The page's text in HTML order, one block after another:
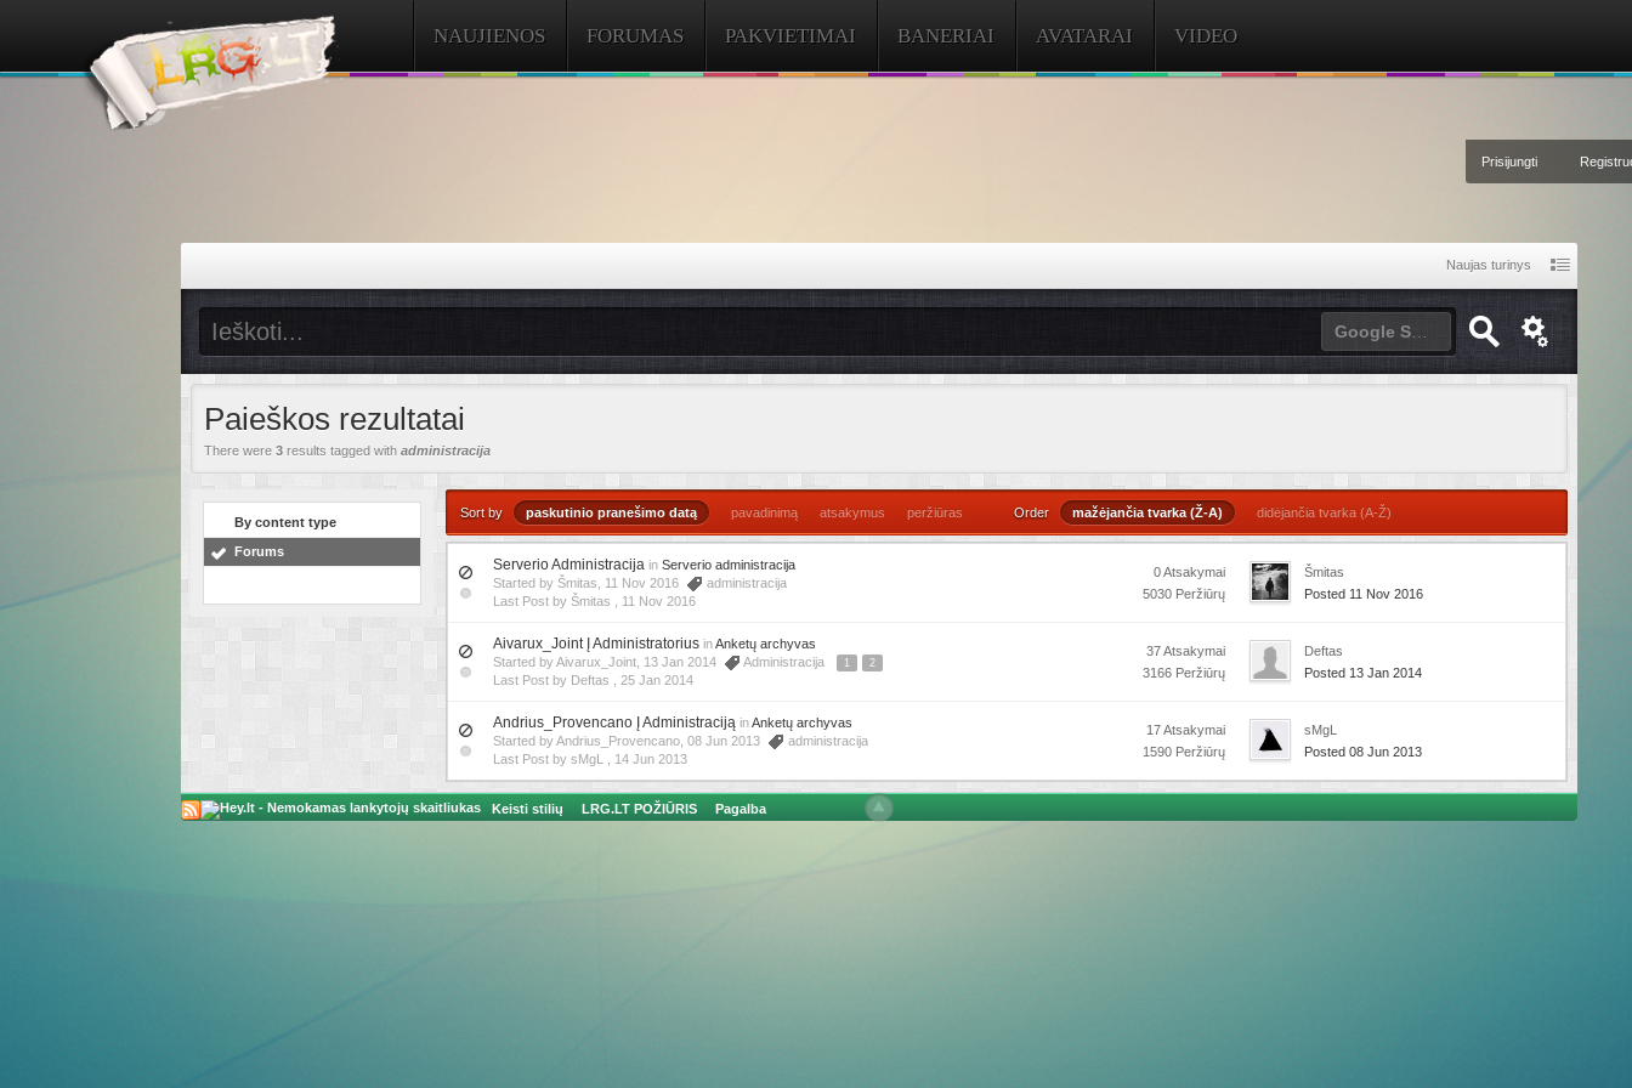
NAUJIENOS FORUMAS PAKVIETIMAI BANERIAI AVATARAI VIDEO
Prisijungti
Naujas turinys
Google Site Search
Paieškos rezultatai
There were 3results tagged with administracija
By content type
Forums
Sort by paskutinio pranešimo datą pavadinimą atsakymus peržiūras Order mažėjančia tvarka (Ž-A) didėjančia tvarka (A-Ž)
Serverio Administracija in Serverio administracija
Started by Šmitas, 11 Nov 2016
administracija
Last Post by Šmitas ,
11 Nov 2016
0 Atsakymai
5030 Peržiūrų
Šmitas
Posted 11 Nov 2016
Aivarux_Joint Į Administratorius in Anketų archyvas
Started by Aivarux_Joint, 13 Jan 2014
Administracija 1 2
Last Post by Deftas , 25 Jan 2014
37 Atsakymai
3166 Peržiūrų
Deftas
Posted 13 Jan 2014
Andrius_Provencano Į Administraciją in Anketų archyvas
Started by Andrius_Provencano, 08 Jun 2013
administracija
Last Post by sMgL ,
14 Jun 2013
17 Atsakymai
1590 Peržiūrų
sMgL
Posted 08 Jun 2013
Keisti stilių LRG.LT POŽIŪRIS Pagalba